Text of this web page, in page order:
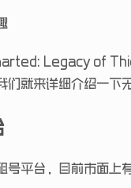
Legacy of
们就来详细介绍一下
号平台，目前市面上